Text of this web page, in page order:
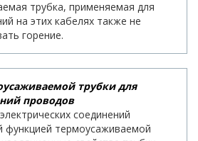
трубка, применяемая для
на этих кабелях также не
горение.
трубки для
проводов
соединений
функцией термоусаживаемой